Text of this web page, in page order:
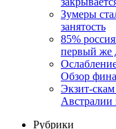
Зумеры
занятость
85%
первый же
Обзор
Экзит-
Рубрики